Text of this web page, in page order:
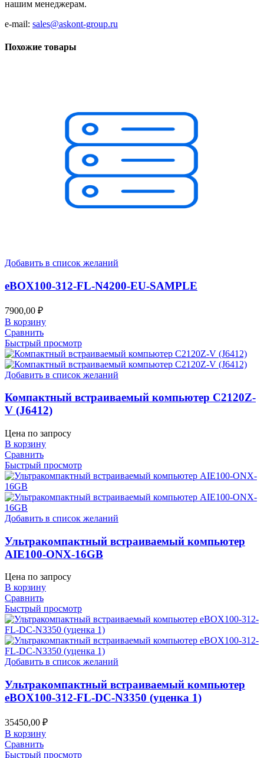
нашим менеджерам.
e-mail: sales@askont-group.ru
Похожие товары
Добавить в список желаний
eВOX100-312-FL-N4200-EU-SAMPLE
7900,00 ₽
В корзину
Сравнить
Быстрый просмотр
Добавить в список желаний
Компактный встраиваемый компьютер C2120Z-
V (J6412)
Цена по запросу
В корзину
Сравнить
Быстрый просмотр
Добавить в список желаний
Ультракомпактный встраиваемый компьютер
AIE100-ONX-16GB
Цена по запросу
В корзину
Сравнить
Быстрый просмотр
Добавить в список желаний
Ультракомпактный встраиваемый компьютер
eBOX100-312-FL-DC-N3350 (уценка 1)
35450,00 ₽
В корзину
Сравнить
Быстрый просмотр